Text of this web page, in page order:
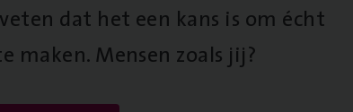
dat het een kans is om écht
maken. Mensen zoals jij?